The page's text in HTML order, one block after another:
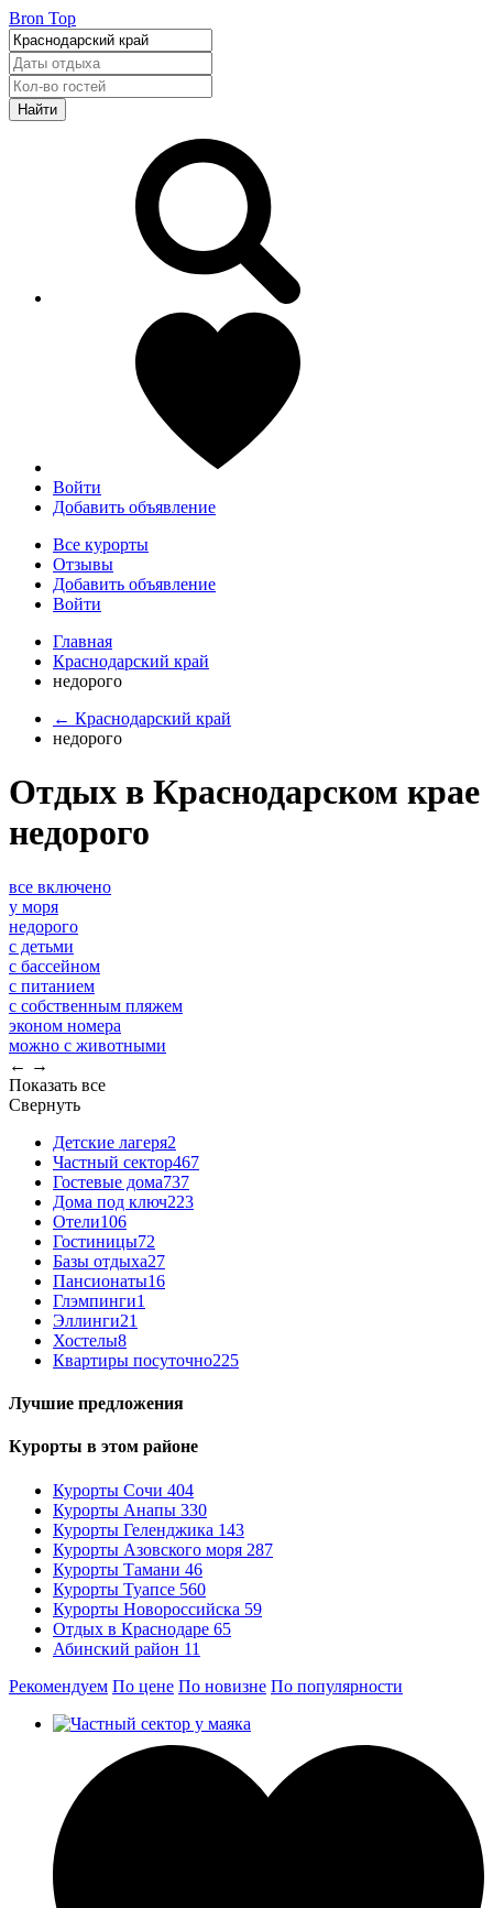
Bron Top
Найти
Войти
Добавить объявление
Все курорты
Отзывы
Добавить объявление
Войти
Главная
Краснодарский край
недорого
← Краснодарский край
недорого
Отдых в Краснодарском крае
недорого
все включено
у моря
недорого
с детьми
с бассейном
с питанием
с собственным пляжем
эконом номера
можно с животными
← →
Показать все
Свернуть
Детские лагеря2
Частный сектор467
Гостевые дома737
Дома под ключ223
Отели106
Гостиницы72
Базы отдыха27
Пансионаты16
Глэмпинги1
Эллинги21
Хостелы8
Квартиры посуточно225
Лучшие предложения
Курорты в этом районе
Курорты Сочи 404
Курорты Анапы 330
Курорты Геленджика 143
Курорты Азовского моря 287
Курорты Тамани 46
Курорты Туапсе 560
Курорты Новороссийска 59
Отдых в Краснодаре 65
Абинский район 11
Рекомендуем По цене По новизне По популярности